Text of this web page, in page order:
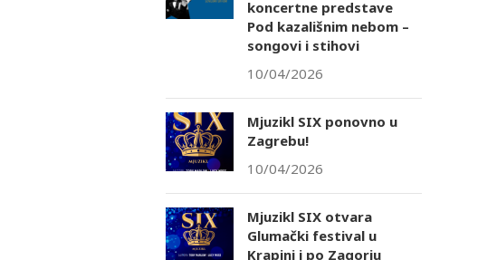
koncertne predstave
Pod kazališnim nebom –
songovi i stihovi
10/04/2026
Mjuzikl SIX ponovno u
Zagrebu!
10/04/2026
Mjuzikl SIX otvara
Glumački festival u
Krapini i po Zagorju